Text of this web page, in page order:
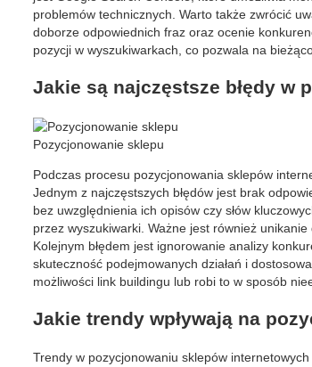
problemów technicznych. Warto także zwrócić
doborze odpowiednich fraz oraz ocenie
pozycji w wyszukiwarkach, co pozwala na
Jakie są najczęstsze błędy w
Pozycjonowanie sklepu
Podczas procesu pozycjonowania sklepów
Jednym z najczęstszych błędów jest brak
bez uwzględnienia ich opisów czy słów
przez wyszukiwarki. Ważne jest również
Kolejnym błędem jest ignorowanie analizy
skuteczność podejmowanych działań i
możliwości link buildingu lub robi to w sposób
Jakie trendy wpływają na
Trendy w pozycjonowaniu sklepów